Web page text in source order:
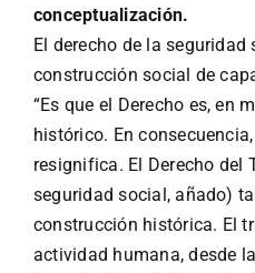
conceptualización.
El derecho de la seguridad
construcción social de
“Es que el Derecho es, en
histórico. En
resignifica. El Derecho del
seguridad social, añado)
construcción histórica. El
actividad humana, desde